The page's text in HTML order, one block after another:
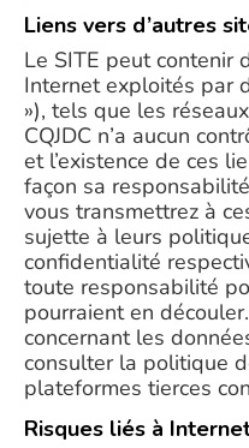
Liens vers d’autres
Le SITE peut contenir
Internet exploités par
»), tels que les
CQJDC n’a aucun
et l’existence de ces
façon sa
vous transmettrez à
sujette à leurs
confidentialité
toute responsabilité
pourraient en
concernant les
consulter la politique
plateformes tierces
Risques liés à